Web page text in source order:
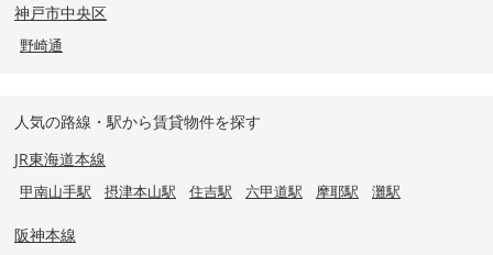
神戸市中央区
野崎通
人気の路線・駅から賃貸物件を探す
JR東海道本線
甲南山手駅 摂津本山駅 住吉駅 六甲道駅 摩耶駅 灘駅
阪神本線